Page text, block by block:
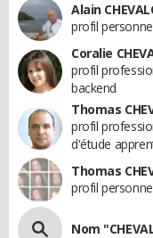
Alain
profil
Coralie
profil
backend
Thomas
profil
d'étude
Thomas
profil
Nom